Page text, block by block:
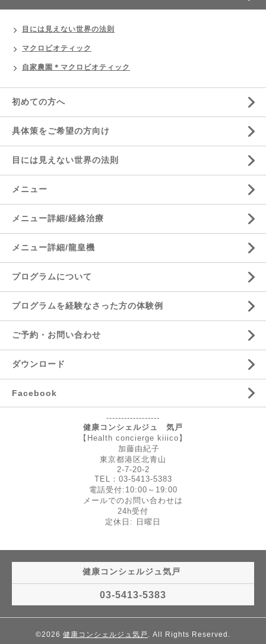
目には見えない世界の法則
マクロビオティック
自家農園＊マクロビオティック
初めての方へ
具体策をご希望の方向け
目には見えない世界の法則
メニュー
メニュー詳細/経絡治療
メニュー詳細/龍皇機
プログラムについて
プログラムを経験なさった方の体験例
ご予約・お問い合わせ
ダウンロード
Facebook
------------------
健康コンシェルジュ 気戸
【Health concierge kiiico】
加藤由紀子
東京都港区北青山
2-7-20-2
TEL：03-5413-5383
電話受付:10:00～19:00
メールでのお問い合わせは
24h受付
定休日: 日曜日
健康コンシェルジュ気戸
03-5413-5383
©2026 健康コンシェルジュ気戸 . All Rights Reserved.